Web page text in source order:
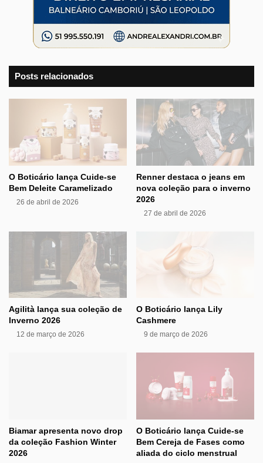
Posts relacionados
O Boticário lança Cuide-se
Bem Deleite Caramelizado
26 de abril de 2026
Renner destaca o jeans em
nova coleção para o inverno
2026
27 de abril de 2026
Agilità lança sua coleção de
Inverno 2026
12 de março de 2026
O Boticário lança Lily
Cashmere
9 de março de 2026
Biamar apresenta novo drop
da coleção Fashion Winter
2026
O Boticário lança Cuide-se
Bem Cereja de Fases como
aliada do ciclo menstrual